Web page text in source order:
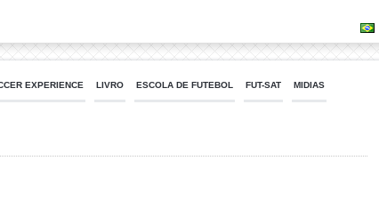
EXPERIENCE LIVRO ESCOLA DE FUTEBOL FUT-SAT MIDIAS